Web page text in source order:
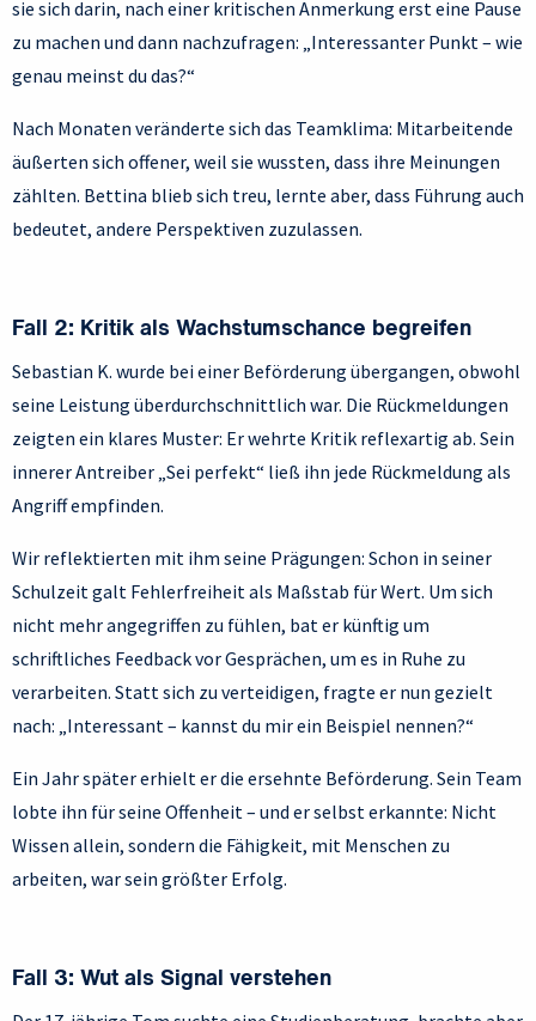
sie sich darin, nach einer kritischen Anmerkung erst eine Pause
zu machen und dann nachzufragen: „Interessanter Punkt – wie
genau meinst du das?“
Nach Monaten veränderte sich das Teamklima: Mitarbeitende
äußerten sich offener, weil sie wussten, dass ihre Meinungen
zählten. Bettina blieb sich treu, lernte aber, dass Führung auch
bedeutet, andere Perspektiven zuzulassen.
Fall 2: Kritik als Wachstumschance begreifen
Sebastian K. wurde bei einer Beförderung übergangen, obwohl
seine Leistung überdurchschnittlich war. Die Rückmeldungen
zeigten ein klares Muster: Er wehrte Kritik reflexartig ab. Sein
innerer Antreiber „Sei perfekt“ ließ ihn jede Rückmeldung als
Angriff empfinden.
Wir reflektierten mit ihm seine Prägungen: Schon in seiner
Schulzeit galt Fehlerfreiheit als Maßstab für Wert. Um sich
nicht mehr angegriffen zu fühlen, bat er künftig um
schriftliches Feedback vor Gesprächen, um es in Ruhe zu
verarbeiten. Statt sich zu verteidigen, fragte er nun gezielt
nach: „Interessant – kannst du mir ein Beispiel nennen?“
Ein Jahr später erhielt er die ersehnte Beförderung. Sein Team
lobte ihn für seine Offenheit – und er selbst erkannte: Nicht
Wissen allein, sondern die Fähigkeit, mit Menschen zu
arbeiten, war sein größter Erfolg.
Fall 3: Wut als Signal verstehen